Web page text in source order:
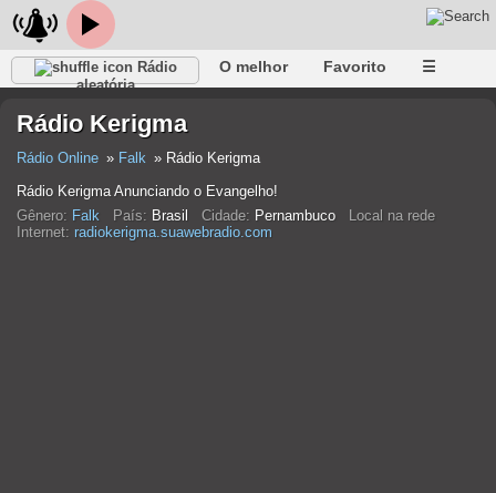
Rádio
aleatória
O melhor Favorito ☰
Rádio Kerigma
Rádio Online Falk
Rádio Kerigma
Rádio Kerigma Anunciando o Evangelho!
Gênero: Falk País: Brasil Cidade: Pernambuco
Local na rede
Internet: radiokerigma.suawebradio.com